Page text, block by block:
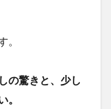
。
の驚きと、少し
。